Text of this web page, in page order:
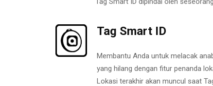
Tag Smart ID
Membantu Anda untuk melacak
yang hilang dengan fitur penanda
Lokasi terakhir akan muncul saat